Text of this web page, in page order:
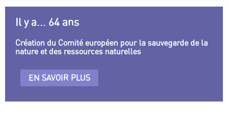
Il y a... 64 ans
Création du Comité européen pour la sauvegarde de la
nature et des ressources naturelles
EN SAVOIR PLUS